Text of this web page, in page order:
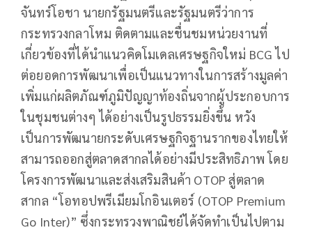
จันทร์โอชา นายกรัฐมนตรีและรัฐมนตรีว่าการ
กระทรวงกลาโหม ติดตามและชื่นชมหน่วยงานที่
เกี่ยวข้องที่ได้นำแนวคิดโมเดลเศรษฐกิจใหม่ BCG ไป
ต่อยอดการพัฒนาเพื่อเป็นแนวทางในการสร้างมูลค่า
เพิ่มแก่ผลิตภัณฑ์ภูมิปัญญาท้องถิ่นจากผู้ประกอบการ
ในชุมชนต่างๆ ได้อย่างเป็นรูปธรรมยิ่งขึ้น หวัง
เป็นการพัฒนายกระดับเศรษฐกิจฐานรากของไทยให้
สามารถออกสู่ตลาดสากลได้อย่างมีประสิทธิภาพ โดย
โครงการพัฒนาและส่งเสริมสินค้า OTOP สู่ตลาด
สากล “โอทอปพรีเมียมโกอินเตอร์ (OTOP Premium
Go Inter)” ซึ่งกระทรวงพาณิชย์ได้จัดทำเป็นไปตาม